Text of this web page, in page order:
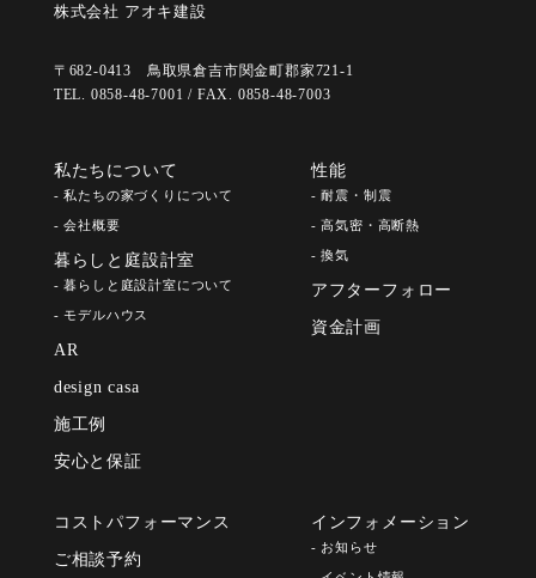
株式会社 アオキ建設
〒682-0413 鳥取県倉吉市関金町郡家721-1
TEL. 0858-48-7001 / FAX. 0858-48-7003
私たちについて
- 私たちの家づくりについて
- 会社概要
暮らしと庭設計室
- 暮らしと庭設計室について
- モデルハウス
AR
design casa
施工例
安心と保証
性能
- 耐震・制震
- 高気密・高断熱
- 換気
アフターフォロー
資金計画
コストパフォーマンス
ご相談予約
インフォメーション
- お知らせ